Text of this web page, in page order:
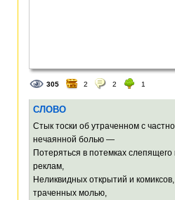
305 2 2 1
СЛОВО
Стык тоски об утраченном с
нечаянной болью —
Потеряться в потемках слепящего
реклам,
Неликвидных открытий и комиксов,
траченных молью,